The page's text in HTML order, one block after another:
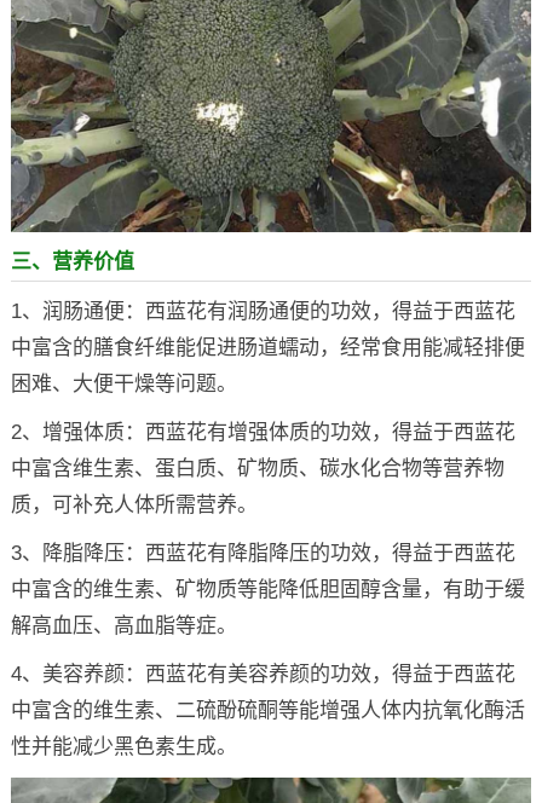
三、营养价值
1、润肠通便：西蓝花有润肠通便的功效，得益于西蓝花
中富含的膳食纤维能促进肠道蠕动，经常食用能减轻排便
困难、大便干燥等问题。
2、增强体质：西蓝花有增强体质的功效，得益于西蓝花
中富含维生素、蛋白质、矿物质、碳水化合物等营养物
质，可补充人体所需营养。
3、降脂降压：西蓝花有降脂降压的功效，得益于西蓝花
中富含的维生素、矿物质等能降低胆固醇含量，有助于缓
解高血压、高血脂等症。
4、美容养颜：西蓝花有美容养颜的功效，得益于西蓝花
中富含的维生素、二硫酚硫酮等能增强人体内抗氧化酶活
性并能减少黑色素生成。